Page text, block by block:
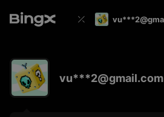
vu***2@gmail.com